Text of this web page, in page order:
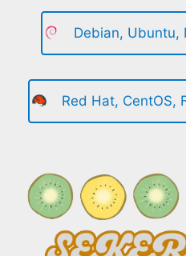
Debian, Ubuntu,
Red Hat, CentOS,